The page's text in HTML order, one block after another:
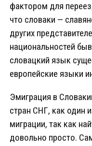
фактором для
что словаки —
других
национальностей
словацкий язык
европейские языки
Эмиграция в
стран СНГ, как один
миграции, так как
довольно просто.